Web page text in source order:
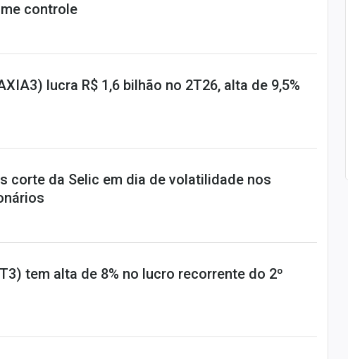
controle
lucra R$ 1,6 bilhão no 2T26, alta de 9,5%
corte da Selic em dia de volatilidade nos
tem alta de 8% no lucro recorrente do 2º